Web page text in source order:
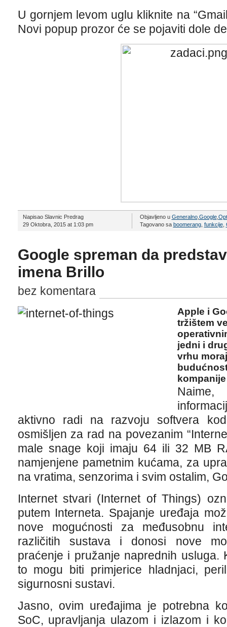
U gornjem levom uglu kliknite na
Novi popup prozor će se pojaviti dole
Napisao Slavnic Predrag
29 Oktobra, 2015 at 1:03 pm
Objavljeno u Generalno, Google,
Tagovano sa boomerang, funkcije,
Google spreman da
imena Brillo
bez komentara
Apple i
tržištem
jedni i
vrhu
aktivno radi na razvoju softvera
osmišljen za rad na povezanim
male snage koji imaju 64 ili 32 MB
namjenjene pametnim kućama, za
na vratima, senzorima i svim ostalim,
Internet stvari (Internet of Things)
putem Interneta. Spajanje uređaja
nove mogućnosti za međusobnu
različitih sustava i donosi nove
praćenje i pružanje naprednih usluga.
to mogu biti primjerice hladnjaci,
sigurnosni sustavi.
Jasno, ovim uređajima je potrebna
SoC, upravljanja ulazom i izlazom i